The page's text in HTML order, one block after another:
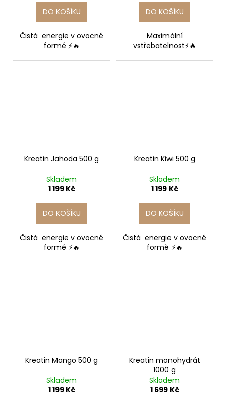
DO KOŠÍKU
Čistá energie v ovocné
formě ⚡🔥
DO KOŠÍKU
Maximální
vstřebatelnost⚡🔥
Kreatin Jahoda 500 g
Skladem
1 199 Kč
DO KOŠÍKU
Čistá energie v ovocné
formě ⚡🔥
Kreatin Kiwi 500 g
Skladem
1 199 Kč
DO KOŠÍKU
Čistá energie v ovocné
formě ⚡🔥
Kreatin Mango 500 g
Skladem
1 199 Kč
Kreatin monohydrát
1000 g
Skladem
1 699 Kč